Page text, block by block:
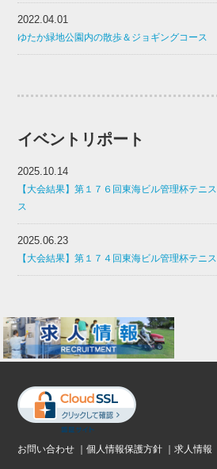
2022.04.01
ゆたか緑地公園内の散歩＆ジョギングコース
イベントリポート
2025.10.14
【大会結果】第１７６回東海ビル管理杯テニ
ス
2025.06.23
【大会結果】第１７４回東海ビル管理杯テニ
お問い合わせ ｜個人情報保護方針 ｜求人情報